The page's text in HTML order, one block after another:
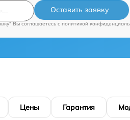
Оставить заявку
Вы соглашаетесь c политикой
Цены Гарантия